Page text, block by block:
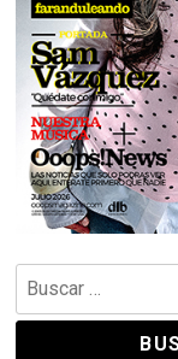
Buscar: